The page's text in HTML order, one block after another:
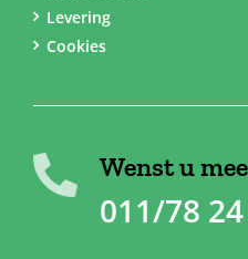
Levering
Cookies
Wenst u
011/78 24